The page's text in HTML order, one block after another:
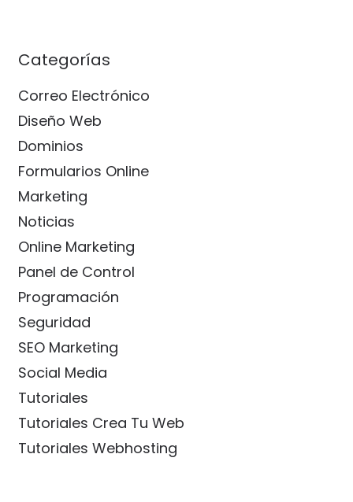
Categorías
Correo Electrónico
Diseño Web
Dominios
Formularios Online
Marketing
Noticias
Online Marketing
Panel de Control
Programación
Seguridad
SEO Marketing
Social Media
Tutoriales
Tutoriales Crea Tu Web
Tutoriales Webhosting